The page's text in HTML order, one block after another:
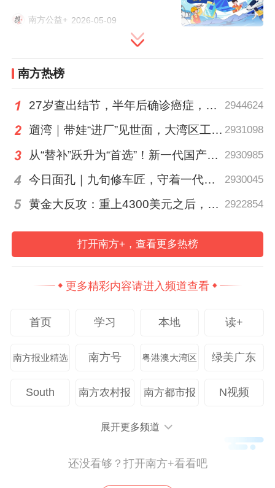
灵犀互娱游戏业务相关负责人饭团在宣讲中
表示：“游戏本质上是一个高挑战的创意行
的挑战，从技术迭代到玩法创新，没有哪两
天是完全一样的。饭团也这样描述灵犀互娱
内部做事的风格：“我们的核心点就是想把游
代码的架构设计、性能优化、多机型适配，
每一个技术环节都要经得起推敲，最终指向
都充满活力，两位分享的老师精神很足，招
戏运营的同学描述得更具体：“从前期在群里
学的问题，当天的指引、宣讲、午饭、面试
动线都很顺畅，让人很安心，这次体验比我
灵犀互娱方面表示，作为阿里巴巴集团旗下
的数字互动娱乐企业，在阿里“聪明、乐观、
务实、自省”的人才观基础上，灵犀互娱格外
南方公益+ 2026-05-09
南方热榜
27岁查出结节，半年后确诊癌症，甲状腺癌真的“懒”吗？ 2944624
遛湾｜带娃“进厂”见世面，大湾区工业研学攻略请查收 2931098
从“替补”跃升为“首选”！新一代国产核心工业软件加速冲高端 2930985
今日面孔｜九旬修车匠，守着一代又一代车轮转 2930045
黄金大反攻：重上4300美元之后，是反弹还是反转？ 2922854
打开南方+，查看更多热榜
更多精彩内容请进入频道查看
首页 学习 本地 读+
南方报业精选 南方号 粤港澳大湾区 绿美广东
South 南方农村报 南方都市报 N视频
展开更多频道
还没看够？打开南方+看看吧